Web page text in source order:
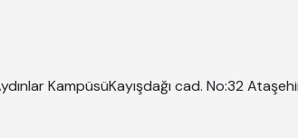
KampüsüKayışdağı cad. No:32